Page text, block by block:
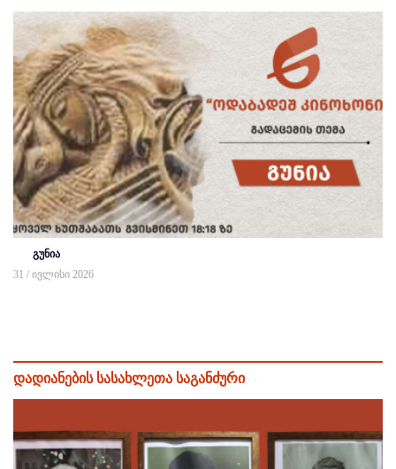
გუნია
31 / ივლისი 2026
დადიანების სასახლეთა საგანძური